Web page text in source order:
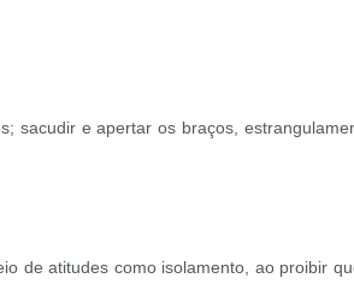
sacudir e apertar os braços,
de atitudes como isolamento, ao proibir